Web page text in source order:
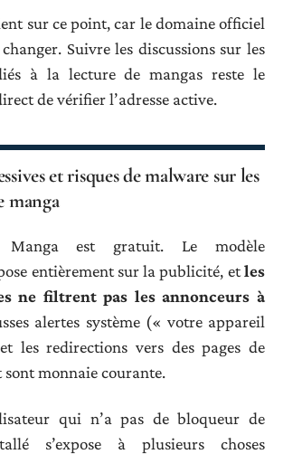
sur ce point, car le domaine officiel
Suivre les discussions sur les
à la lecture de mangas reste le
de vérifier l’adresse active.
et risques de malware sur les
manga
Manga est gratuit. Le modèle
entièrement sur la publicité, etles
ne filtrent pas les annonceurs à
alertes système (« votre appareil
les redirections vers des pages de
sont monnaie courante.
qui n’a pas de bloqueur de
s’expose à plusieurs choses